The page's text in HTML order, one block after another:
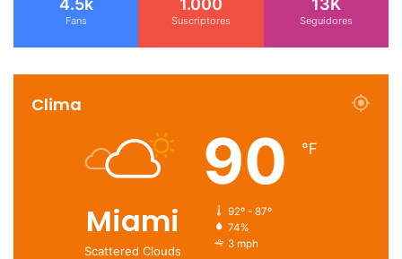
Fans Suscriptores Seguidores
Clima
Miami
Scattered Clouds
90 ℉
92º - 87º
74%
3 mph